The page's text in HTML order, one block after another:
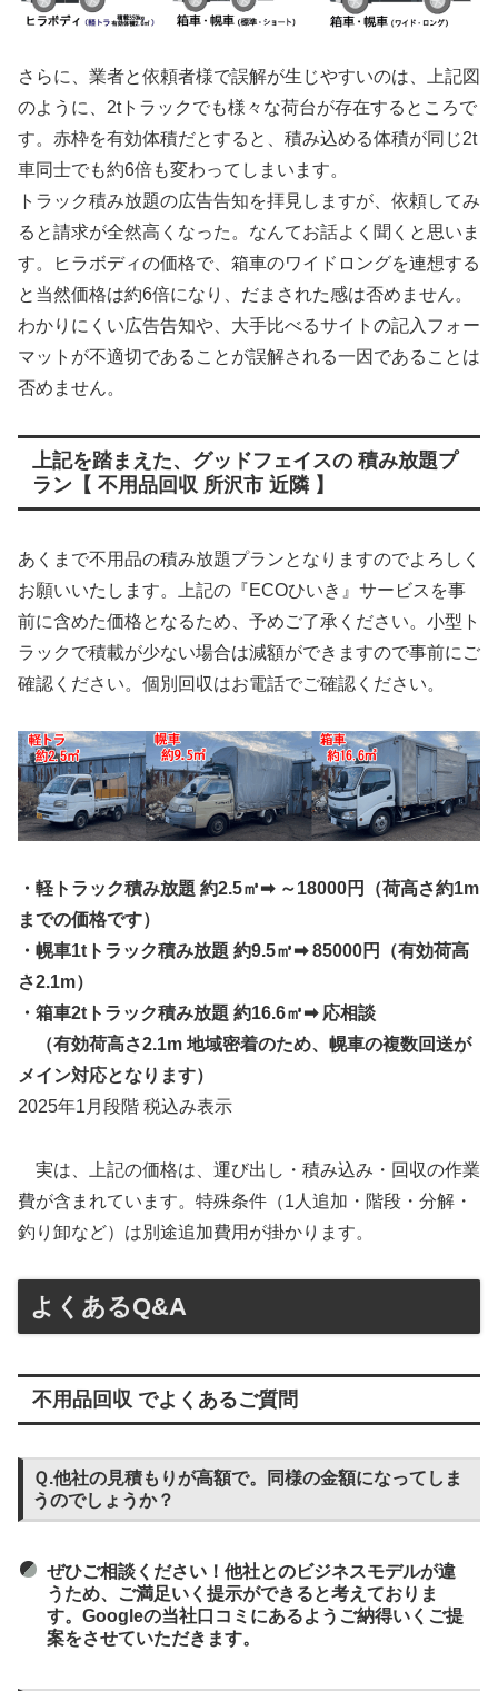
さらに、業者と依頼者様で誤解が生じやすいのは、上記図
のように、2tトラックでも様々な荷台が存在するところで
す。赤枠を有効体積だとすると、積み込める体積が同じ2t
車同士でも約6倍も変わってしまいます。
トラック積み放題の広告告知を拝見しますが、依頼してみ
ると請求が全然高くなった。なんてお話よく聞くと思いま
す。ヒラボディの価格で、箱車のワイドロングを連想する
と当然価格は約6倍になり、だまされた感は否めません。
わかりにくい広告告知や、大手比べるサイトの記入フォー
マットが不適切であることが誤解される一因であることは
否めません。
上記を踏まえた、グッドフェイスの 積み放題プ
ラン【 不用品回収 所沢市 近隣 】
あくまで不用品の積み放題プランとなりますのでよろしく
お願いいたします。上記の『ECOひいき』サービスを事
前に含めた価格となるため、予めご了承ください。小型ト
ラックで積載が少ない場合は減額ができますので事前にご
確認ください。個別回収はお電話でご確認ください。
・軽トラック積み放題 約2.5㎥➡ ～18000円（荷高さ約1m
までの価格です）
・幌車1tトラック積み放題 約9.5㎥➡ 85000円（有効荷高
さ2.1m）
・箱車2tトラック積み放題 約16.6㎥➡ 応相談
（有効荷高さ2.1m 地域密着のため、幌車の複数回送が
メイン対応となります）
2025年1月段階 税込み表示
実は、上記の価格は、運び出し・積み込み・回収の作業
費が含まれています。特殊条件（1人追加・階段・分解・
釣り卸など）は別途追加費用が掛かります。
よくあるQ&A
不用品回収 でよくあるご質問
Ｑ.他社の見積もりが高額で。同様の金額になってしま
うのでしょうか？
ぜひご相談ください！他社とのビジネスモデルが違
うため、ご満足いく提示ができると考えておりま
す。Googleの当社口コミにあるようご納得いくご提
案をさせていただきます。